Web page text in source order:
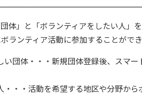
体」と「ボランティアをしたい人」
ランティア活動に参加することができ
い団体・・・新規団体登録後、スマ
・・・活動を希望する地区や分野か